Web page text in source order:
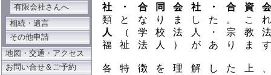
有限会社さんへ
相続・遺言
その他申請
地図・交通・アクセス
お問い合せ＆ご予約
社・合同会社・合資
類となりました。こ
人
（学校法人・宗教
福祉法人）がありま
各特徴を理解した上